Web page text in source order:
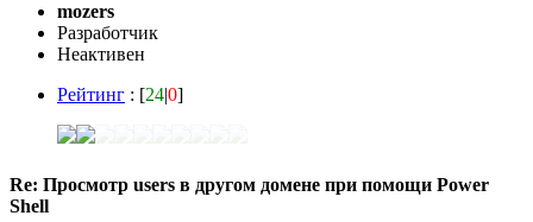
mozers
Разработчик
Неактивен
Рейтинг : [24|0]
Re: Просмотр users в другом домене при помощи Power
Shell